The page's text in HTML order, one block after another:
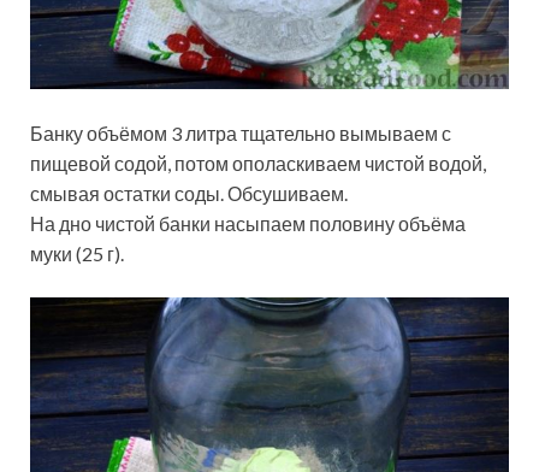
Банку объёмом 3 литра тщательно вымываем с
пищевой содой, потом ополаскиваем чистой водой,
смывая остатки соды. Обсушиваем.
На дно чистой банки насыпаем половину объёма
муки (25 г).